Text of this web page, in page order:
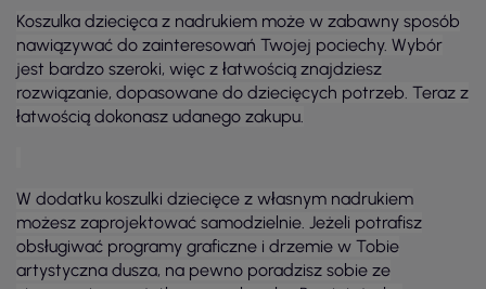
Koszulka dziecięca z nadrukiem może w zabawny sposób
nawiązywać do zainteresowań Twojej pociechy. Wybór
jest bardzo szeroki, więc z łatwością znajdziesz
rozwiązanie, dopasowane do dziecięcych potrzeb. Teraz z
łatwością dokonasz udanego zakupu.
W dodatku koszulki dziecięce z własnym nadrukiem
możesz zaprojektować samodzielnie. Jeżeli potrafisz
obsługiwać programy graficzne i drzemie w Tobie
artystyczna dusza, na pewno poradzisz sobie ze